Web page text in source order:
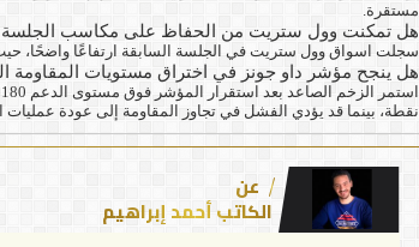
مستقرة.
هل تمكنت وول ستريت من الحفاظ على مكاسب الجلسة
سجلت اسواق وول ستريت في الجلسة السابقة ارتفاعًا واضحًا، حيث صعد ستاندرد آند بورز 500 بنسبة 1.1% وناسداك 1.5% وداو جونز 1.3%، قبل أن تعود
هل ينجح مؤشر داو جونز في اختراق مستويات المقاومة
نقطة، بينما قد يؤدي الفشل في تجاوز المقاومة إلى عودة عمليات التصحيح باتجاه 49700 و49450 نقطة. وتراوحت توقعات التداول اليومية بين 49840 و50310 نقاط، مع ترجيحات
عن
الكاتب أحمد إبراهيم